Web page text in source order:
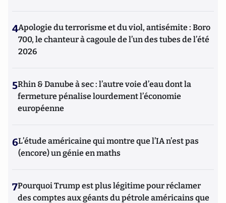
4Apologie du terrorisme et du viol, antisémite : Boro
700, le chanteur à cagoule de l’un des tubes de l’été
2026
5Rhin & Danube à sec : l’autre voie d’eau dont la
fermeture pénalise lourdement l’économie
européenne
6L’étude américaine qui montre que l’IA n’est pas
(encore) un génie en maths
7Pourquoi Trump est plus légitime pour réclamer
des comptes aux géants du pétrole américains que